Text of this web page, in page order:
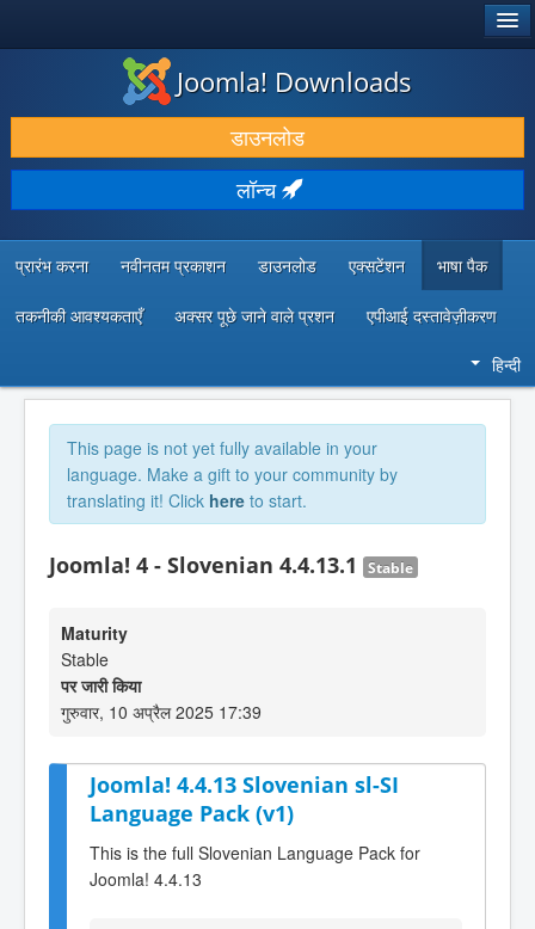
डाउनलोड करें और बढ़ाएं
खोजें और जानें
सामुदायिक समर्थन
डेवलपर संसाधन
Joomla! Downloads
डाउनलोड
लॉन्च
प्रारंभ करना नवीनतम प्रकाशन डाउनलोड एक्सटेंशन भाषा पैक
तकनीकी आवश्यकताएँ अक्सर पूछे जाने वाले प्रशन एपीआई दस्तावेज़ीकरण
हिन्दी
This page is not yet fully available in your
language. Make a gift to your community by
translating it! Click here to start.
Joomla! 4 - Slovenian 4.4.13.1 Stable
Maturity
Stable
पर जारी किया
गुरुवार, 10 अप्रैल 2025 17:39
Joomla! 4.4.13 Slovenian sl-SI
Language Pack (v1)
This is the full Slovenian Language Pack for
Joomla! 4.4.13